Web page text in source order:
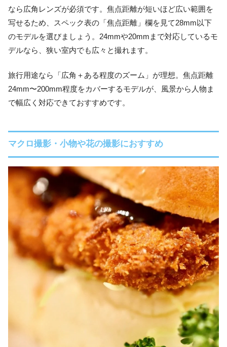
なら広角レンズが必須です。焦点距離が短いほど広い範囲を
写せるため、スペック表の「焦点距離」欄を見て28mm以下
のモデルを選びましょう。24mmや20mmまで対応しているモ
デルなら、狭い室内でも広々と撮れます。
旅行用途なら「広角＋ある程度のズーム」が理想。焦点距離
24mm〜200mm程度をカバーするモデルが、風景から人物ま
で幅広く対応できておすすめです。
マクロ撮影・小物や花の撮影におすすめ